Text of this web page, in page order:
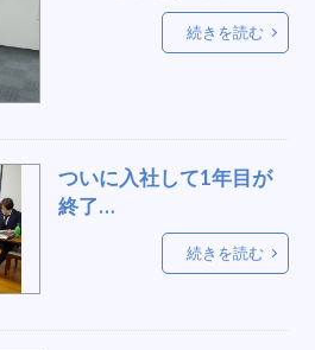
大型モニター
パイプ椅子
プカット
お酒
ボード
月用品
飾，LED，もみの木，サンタ
由と責任
おすすめ商品
続きを読む
ついに入社して1年目が
終了…
続きを読む